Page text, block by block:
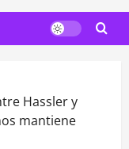
Hassler y
mantiene